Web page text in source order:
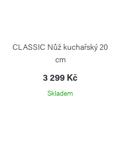
CLASSIC Nůž kuchařský 20
cm
3 299 Kč
Skladem